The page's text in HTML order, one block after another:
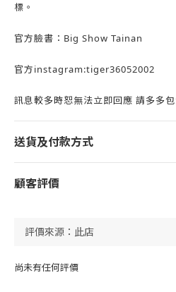
標。
官方臉書：Big Show Tainan
官方instagram:tiger36052002
訊息較多時恕無法立即回應 請多多
送貨及付款方式
顧客評價
尚未有任何評價